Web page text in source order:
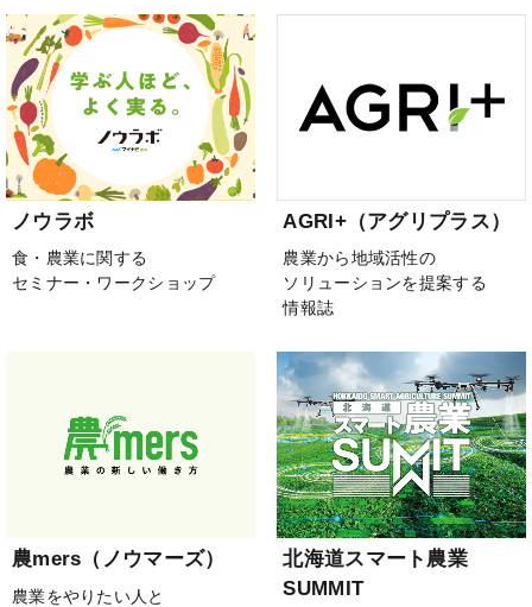
ノウラボ
食・農業に関する
セミナー・ワークショップ
AGRI+（アグリプラス）
農業から地域活性の
ソリューションを提案する
情報誌
農mers（ノウマーズ）
農業をやりたい人と
北海道スマート農業
SUMMIT